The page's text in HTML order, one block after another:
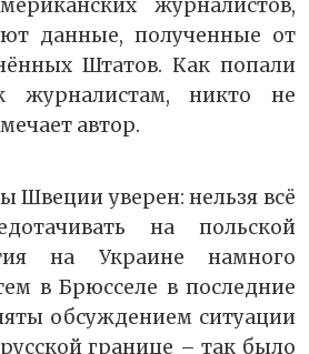
журналистов,
данные, полученные от
Штатов. Как попали
журналистам, никто не
автор.
Швеции уверен: нельзя всё
на польской
на Украине намного
в Брюсселе в последние
обсуждением ситуации
границе – так было